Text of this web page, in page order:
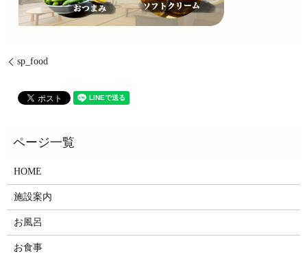
sp_food
HOME
施設案内
お風呂
お食事